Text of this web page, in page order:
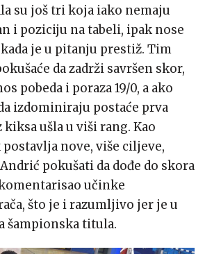
su još tri koja iako nemaju
i poziciju na tabeli, ipak nose
je u pitanju prestiž. Tim
da zadrži savršen skor,
pobeda i poraza 19/0, a ako
izdominiraju postaće prva
kiksa ušla u viši rang. Kao
nove, više ciljeve,
pokušati da dođe do skora
učinke
što je i razumljivo jer je u
šampionska titula.